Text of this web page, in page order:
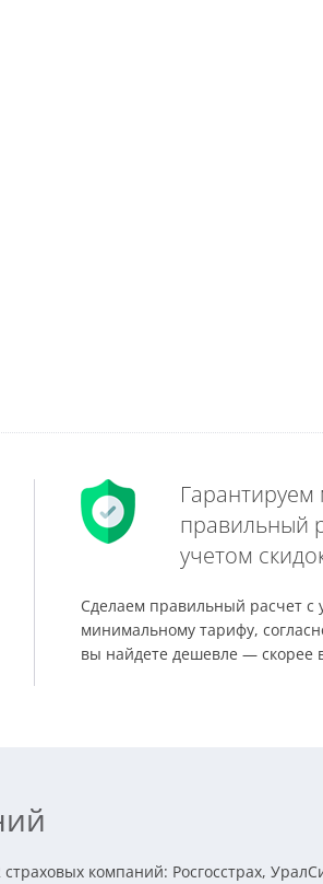
правильный
учетом
Сделаем правильный расчет с
минимальному тарифу,
вы найдете дешевле — скорее
компаний: Росгосстрах,